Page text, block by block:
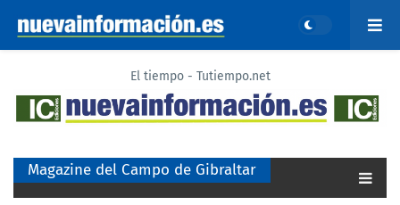
El tiempo - Tutiempo.net
Magazine del Campo de Gibraltar